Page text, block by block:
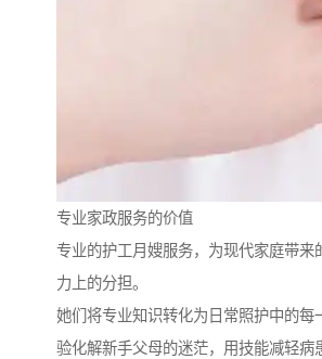
专业家政服务的价值
专业的护工月嫂服务，为现代家庭带来
力上的分担。
她们将专业知识转化为日常照护中的每
验化解新手父母的迷茫，用技能减轻病